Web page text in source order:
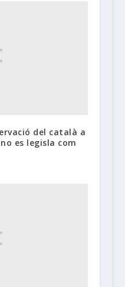
del català a
es legisla com